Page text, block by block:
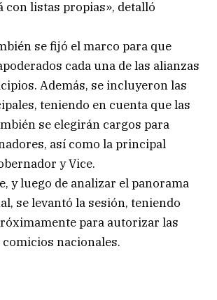
con listas propias», detalló
se fijó el marco para que
cada una de las alianzas
Además, se incluyeron las
teniendo en cuenta que las
se elegirán cargos para
así como la principal
y Vice.
y luego de analizar el panorama
se levantó la sesión, teniendo
para autorizar las
nacionales.